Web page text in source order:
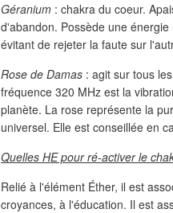
Géranium : chakra du coeur.
d'abandon. Possède une
évitant de rejeter la faute sur
Rose de Damas : agit sur tous
fréquence 320 MHz est la
planète. La rose représente la
universel. Elle est conseillée en
Quelles HE pour ré-activer le
Relié à l'élément Éther, il est
croyances, à l'éducation. Il est